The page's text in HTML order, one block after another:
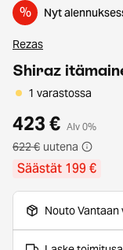
% Nyt
Rezas
Shiraz
1 varastossa
423 € Alv 0%
622 € uutena
Säästät 199 €
Nouto Vantaan